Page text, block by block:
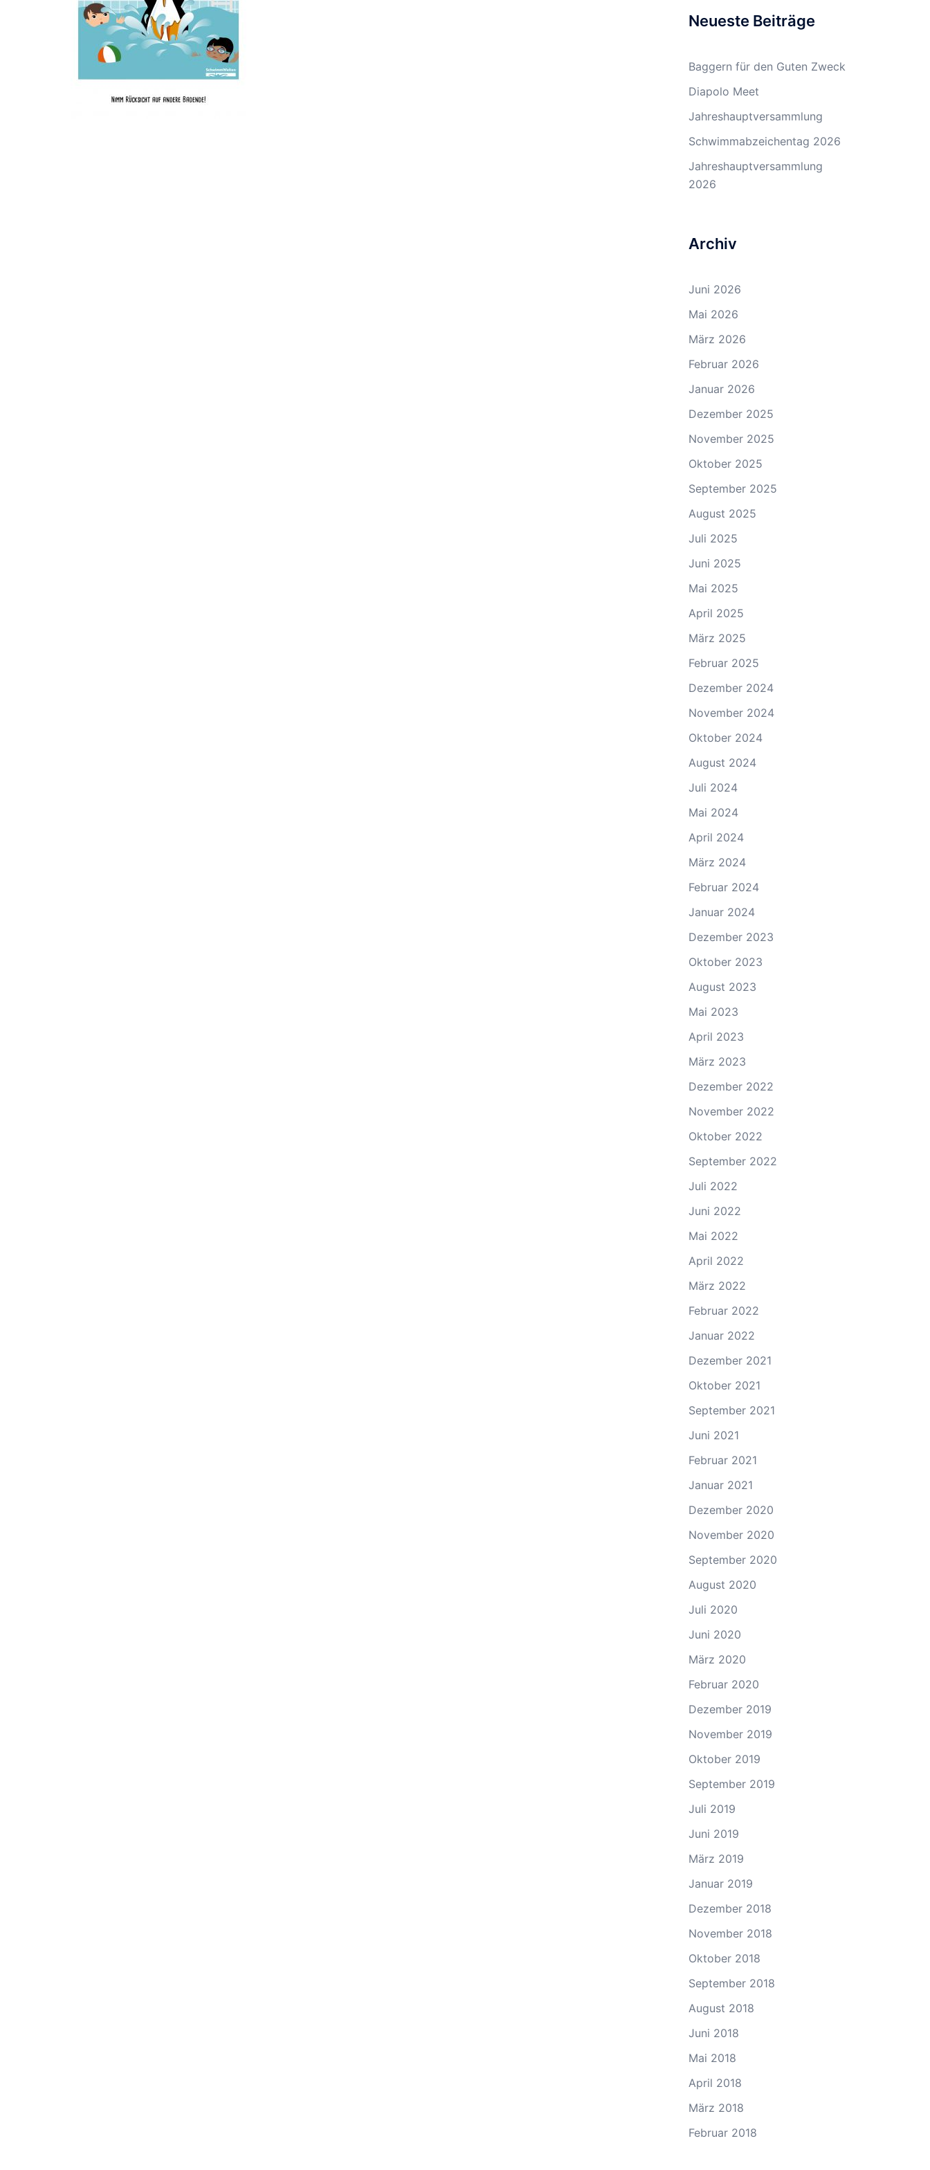
Neueste Beiträge
Baggern für den Guten Zweck
Diapolo Meet
Jahreshauptversammlung
Schwimmabzeichentag 2026
Jahreshauptversammlung
2026
Archiv
Juni 2026
Mai 2026
März 2026
Februar 2026
Januar 2026
Dezember 2025
November 2025
Oktober 2025
September 2025
August 2025
Juli 2025
Juni 2025
Mai 2025
April 2025
März 2025
Februar 2025
Dezember 2024
November 2024
Oktober 2024
August 2024
Juli 2024
Mai 2024
April 2024
März 2024
Februar 2024
Januar 2024
Dezember 2023
Oktober 2023
August 2023
Mai 2023
April 2023
März 2023
Dezember 2022
November 2022
Oktober 2022
September 2022
Juli 2022
Juni 2022
Mai 2022
April 2022
März 2022
Februar 2022
Januar 2022
Dezember 2021
Oktober 2021
September 2021
Juni 2021
Februar 2021
Januar 2021
Dezember 2020
November 2020
September 2020
August 2020
Juli 2020
Juni 2020
März 2020
Februar 2020
Dezember 2019
November 2019
Oktober 2019
September 2019
Juli 2019
Juni 2019
März 2019
Januar 2019
Dezember 2018
November 2018
Oktober 2018
September 2018
August 2018
Juni 2018
Mai 2018
April 2018
März 2018
Februar 2018